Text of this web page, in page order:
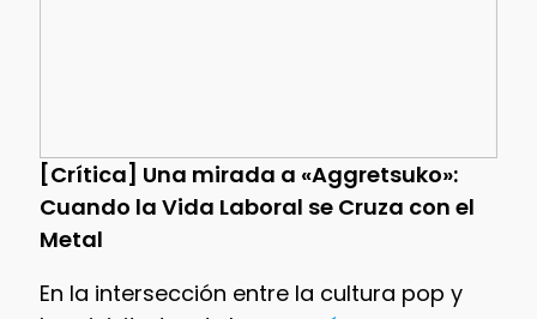
[Crítica] Una mirada a «Aggretsuko»:
Cuando la Vida Laboral se Cruza con el
Metal
En la intersección entre la cultura pop y